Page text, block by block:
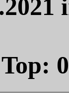
0